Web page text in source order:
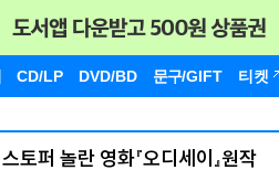
CD/LP DVD/BD 문구/GIFT 티켓